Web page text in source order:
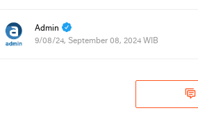
Admin
9/08/24, September 08, 2024 WIB